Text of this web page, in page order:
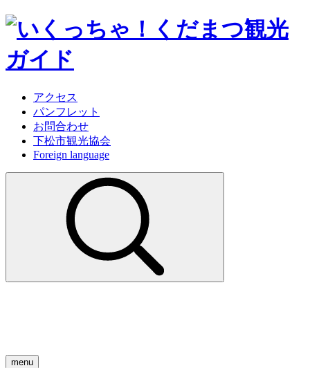
アクセス
パンフレット
お問合わせ
下松市観光協会
Foreign language
menu